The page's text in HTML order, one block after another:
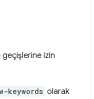
geçişlerine izin
keywords olarak